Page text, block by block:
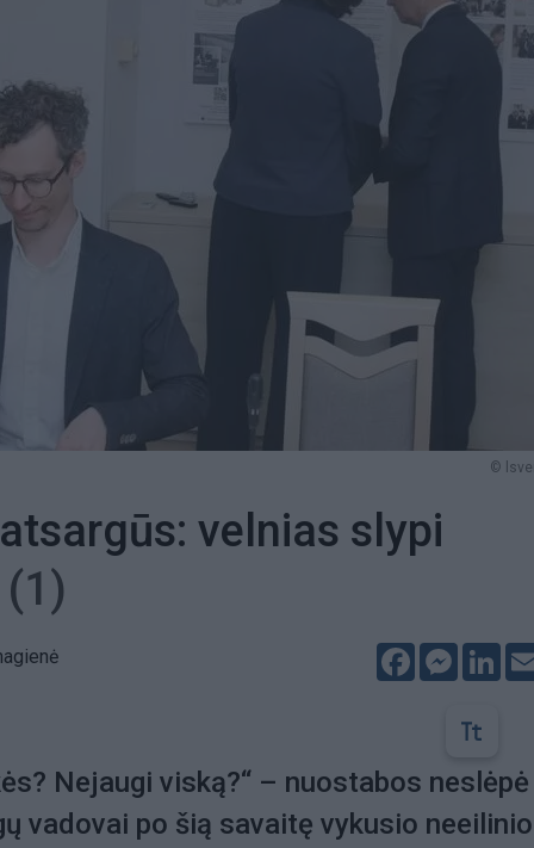
©
velnias slypi
(1)
Facebook
Nejaugi viską?“ – nuostabos neslėpė
vadovai po šią savaitę vykusio neeilinio